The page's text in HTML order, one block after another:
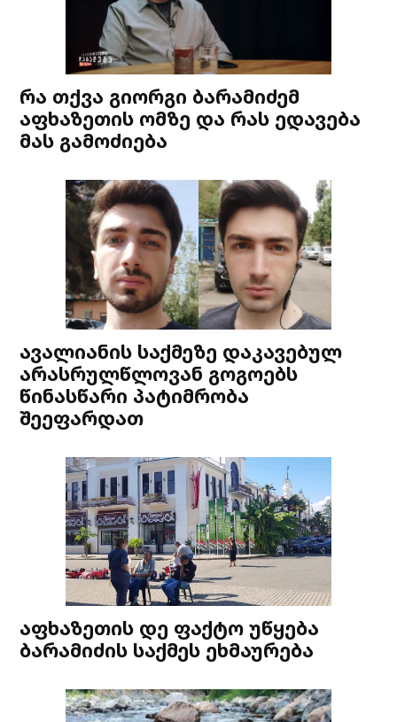
რა თქვა გიორგი ბარამიძემ
აფხაზეთის ომზე და რას ედავება
მას გამოძიება
ავალიანის საქმეზე დაკავებულ
არასრულწლოვან გოგოებს
წინასწარი პატიმრობა
შეეფარდათ
აფხაზეთის დე ფაქტო უწყება
ბარამიძის საქმეს ეხმაურება